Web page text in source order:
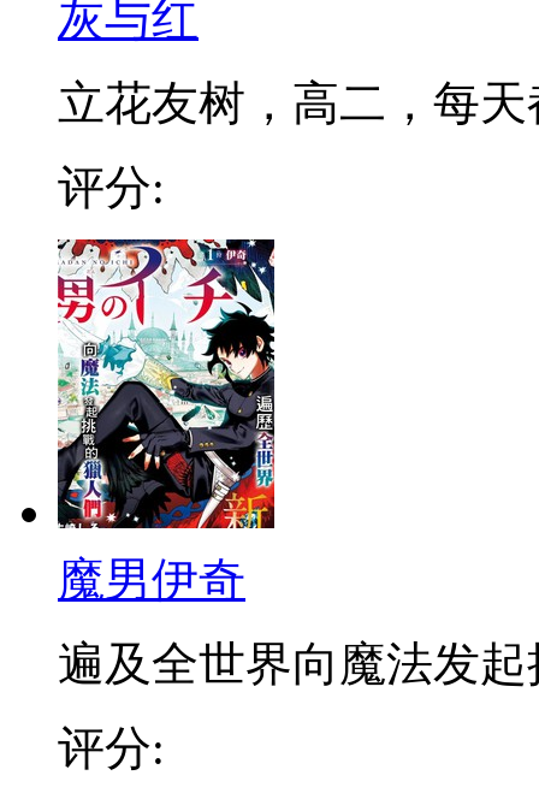
灰与红
立花友树，高二，每天
评分:
魔男伊奇
遍及全世界向魔法发起
评分: